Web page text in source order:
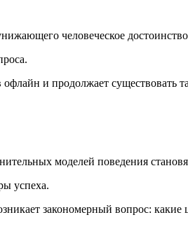
человеческое
и продолжает существовать
моделей поведения
успеха.
закономерный вопрос: какие